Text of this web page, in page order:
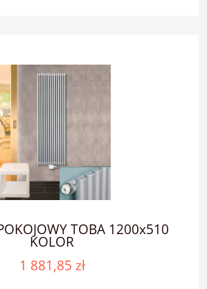
TOBA 1200x510
KOLOR
1 881,85 zł